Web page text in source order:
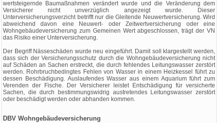
wertsteigernde Baumaßnahmen verändert wurde und die Veränderung dem
Versicherer nicht unverzüglich angezeigt wurde. Dieser
Unterversicherungsverzicht betrifft nur die Gleitende Neuwertversicherung. Wird
abweichend davon eine Neuwert- oder Zeitwertversicherung oder eine
Wohngebäudeversicherung zum Gemeinen Wert abgeschlossen, trägt der VN
das Risiko einer Unterversicherung.
Der Begriff Nässeschäden wurde neu eingeführt. Damit soll klargestellt werden,
dass sich der Versicherungsschutz durch die Wohngebäudeversicherung nicht
auf Schäden an Sachen erstreckt, die durch fehlendes Leitungswasser zerstört
werden. Rohrbruchbedingtes Fehlen von Wasser in einem Heizkessel führt zu
dessen Beschädigung. Auslaufendes Wasser aus einem Aquarium führt zum
Verenden der Fische. Der Versicherer leistet Entschädigung für versicherte
Sachen, die durch bestimmungswidrig austretendes Leitungswasser zerstört
oder beschädigt werden oder abhanden kommen.
DBV Wohngebäudeversicherung